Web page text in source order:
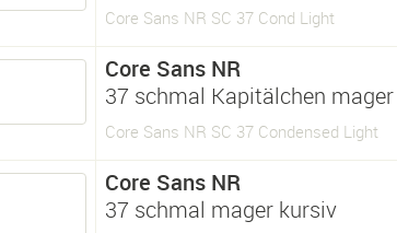
Core Sans NR SC 37 Cond Light
Core Sans NR
37 schmal Kapitälchen mager
Core Sans NR SC 37 Condensed Light
Core Sans NR
37 schmal mager kursiv